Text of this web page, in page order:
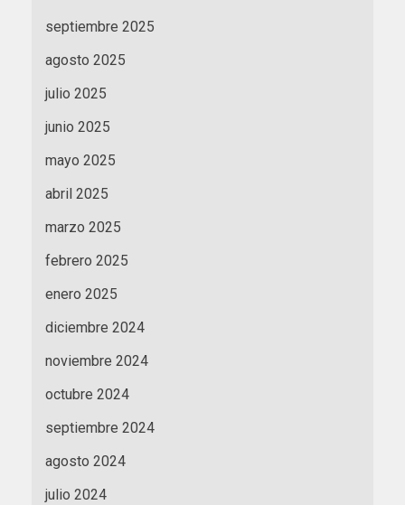
septiembre 2025
agosto 2025
julio 2025
junio 2025
mayo 2025
abril 2025
marzo 2025
febrero 2025
enero 2025
diciembre 2024
noviembre 2024
octubre 2024
septiembre 2024
agosto 2024
julio 2024